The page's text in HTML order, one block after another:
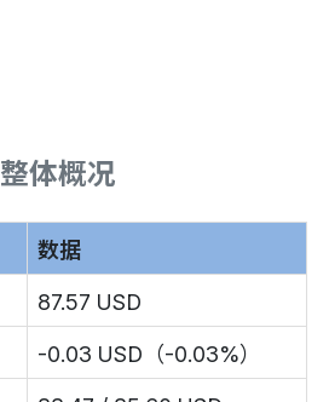
整体概况
数据
87.57 USD
-0.03 USD（-0.03%）